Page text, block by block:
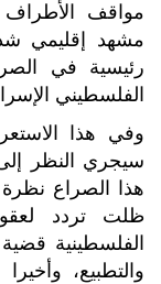
مواقف الأطراف
مشهد إقليمي
رئيسية في
الفلسطيني
وفي هذا
سيجري النظر
هذا الصراع
ظلت تردد
الفلسطينية قضية
والتطبيع،